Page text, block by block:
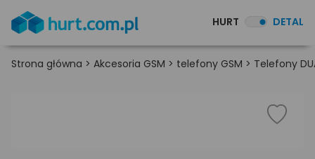
HURT DETAL
Strona główna > Akcesoria GSM > telefony GSM > Telefony